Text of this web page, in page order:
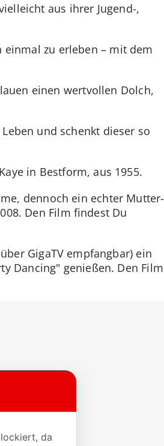
aus ihrer Jugend-,
einmal zu erleben – mit dem
einen wertvollen Dolch,
und schenkt dieser so
in Bestform, aus 1955.
dennoch ein echter Mutter-
Den Film findest Du
GigaTV empfangbar) ein
Dancing" genießen. Den Film